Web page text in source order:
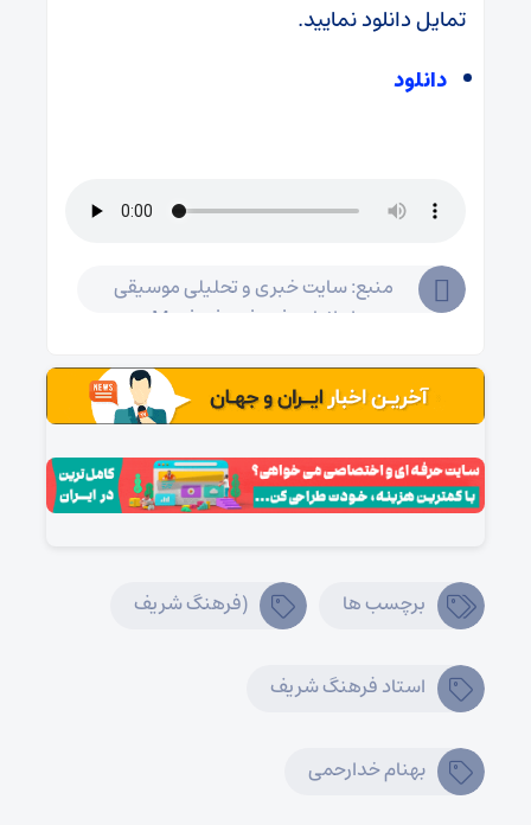
تمایل دانلود نمایید.
دانلود
منبع: سایت خبری و تحلیلی موسیقی
ایرانیان Musiceiranian.ir
برچسب ها (فرهنگ شریف
استاد فرهنگ شریف
بهنام خدارحمی